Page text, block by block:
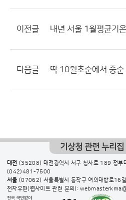
이전글 내년 서울 1월평균기
다음글 딱 10월초순에서 중순
기상청 관련 누리집
대전 (35208) 대전광역시 서구 청사로 189 정부
(042)481-7500
서울 (07062) 서울특별시 동작구 여의대방로16
전자우편(웹사이트 관련 문의):